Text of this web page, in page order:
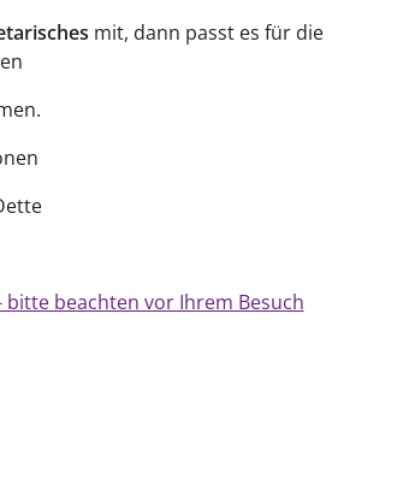
mit, dann passt es für die
beachten vor Ihrem Besuch